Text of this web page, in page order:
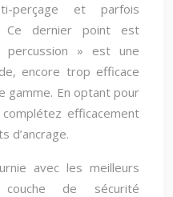
perçage et parfois
Ce dernier point est
» est une
encore trop efficace
gamme. En optant pour
efficacement
d’ancrage.
avec les meilleurs
de sécurité